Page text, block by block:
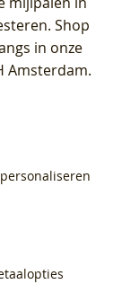
Shop
in onze
Amsterdam.